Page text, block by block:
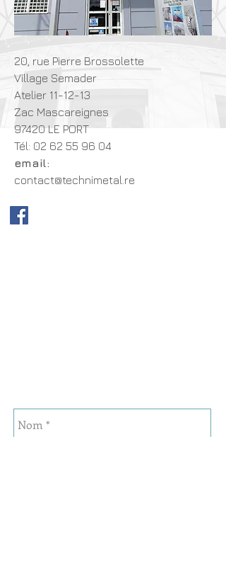
20, rue Pierre Brossolette
Village Semader
Atelier 11-12-13
Zac Mascareignes
97420 LE PORT
Tél: 02 62 55 96 04
email:
contact@technimetal .re